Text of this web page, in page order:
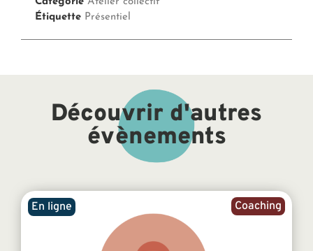
Étiquette Présentiel
Découvrir d'autres
évènements
Coaching
En ligne